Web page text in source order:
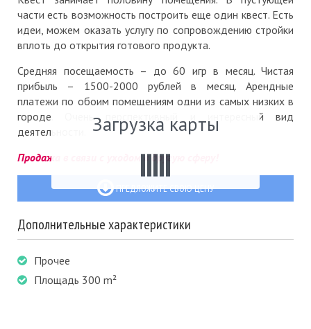
части есть возможность построить еще один квест. Есть
идеи, можем оказать услугу по сопровождению стройки
вплоть до открытия готового продукта.
Средняя посещаемость – до 60 игр в месяц. Чистая
прибыль – 1500-2000 рублей в месяц. Арендные
платежи по обоим помещениям одни из самых низких в
городе. Очень перспективный и интересный вид
деятельности.
Продажа в связи с уходом в другую сферу!
ПРЕДЛОЖИТЕ СВОЮ ЦЕНУ
Дополнительные характеристики
Прочее
Площадь 300 m²
Загрузка карты